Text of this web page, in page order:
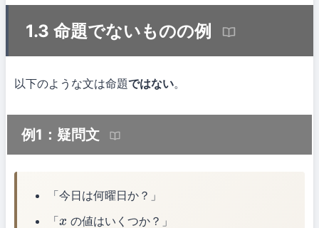
1.3 命題でないものの例
以下のような文は命題ではない。
例1：疑問文
「今日は何曜日か？」
「x の値はいくつか？」